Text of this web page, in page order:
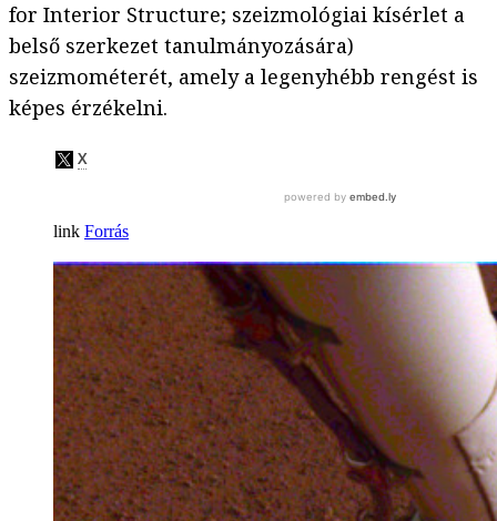
for Interior Structure; szeizmológiai kísérlet a
belső szerkezet tanulmányozására)
szeizmométerét, amely a legenyhébb rengést is
képes érzékelni.
Forrás